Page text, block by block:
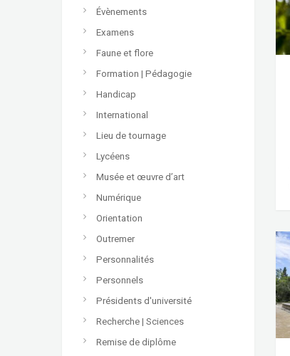
Évènements
Examens
Faune et flore
Formation | Pédagogie
Handicap
International
Lieu de tournage
Lycéens
Musée et œuvre d’art
Numérique
Orientation
Outremer
Personnalités
Personnels
Présidents d'université
Recherche | Sciences
Remise de diplôme